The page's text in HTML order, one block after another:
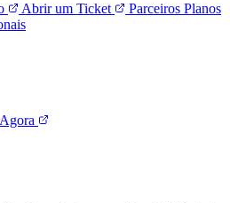
Abrir um Ticket Parceiros Planos